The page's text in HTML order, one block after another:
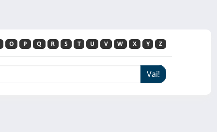
O P Q R S T U V W X Y Z